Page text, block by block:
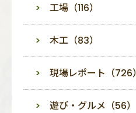
工場（116）
木工（83）
現場レポート（726）
遊び・グルメ（56）